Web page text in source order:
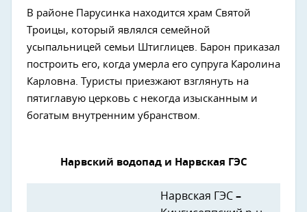
В районе Парусинка находится храм Святой
Троицы, который являлся семейной
усыпальницей семьи Штиглицев. Барон приказал
построить его, когда умерла его супруга Каролина
Карловна. Туристы приезжают взглянуть на
пятиглавую церковь с некогда изысканным и
богатым внутренним убранством.
Нарвский водопад и Нарвская ГЭС
Нарвская ГЭС –